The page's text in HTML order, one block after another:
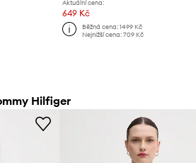
Aktuální cena:
649 Kč
Běžná cena: 1499 Kč
Nejnižší cena: 709 Kč
Hilfiger